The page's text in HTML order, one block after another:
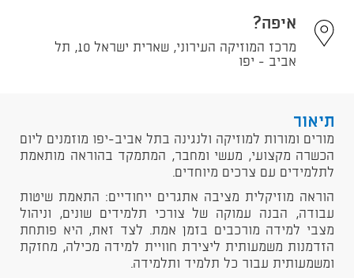
איפה?
מרכז המוזיקה העירוני, שארית ישראל 10, תל
אביב - יפו
תיאור
מורים ומורות למוזיקה ולנגינה בתל אביב-יפו מוזמנים ליום
הכשרה מקצועי, מעשי ומחבר, המתמקד בהוראה מותאמת
לתלמידים עם צרכים מיוחדים.
הוראה מוזיקלית מציבה אתגרים ייחודיים: התאמת שיטות
עבודה, הבנה עמוקה של צורכי תלמידים שונים, וניהול
מצבי למידה מורכבים בזמן אמת. לצד זאת, היא פותחת
הזדמנות משמעותית ליצירת חוויית למידה מכילה, מחזקת
ומשמעותית עבור כל תלמיד ותלמידה.